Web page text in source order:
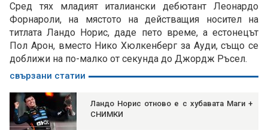
Сред тях младият италиански дебютант Леонардо
Форнароли, на мястото на действащия носител на
титлата Ландо Норис, даде пето време, а естонецът
Пол Арон, вместо Нико Хюлкенберг за Ауди, също се
доближи на по-малко от секунда до Джордж Ръсел.
свързани статии
Ландо Норис отново е с хубавата Маги +
СНИМКИ